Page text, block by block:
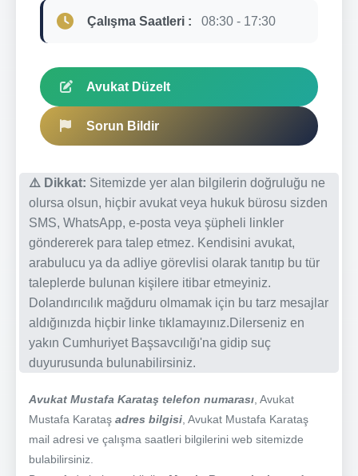
Çalışma Saatleri : 08:30 - 17:30
Avukat Düzelt
Sorun Bildir
⚠️ Dikkat: Sitemizde yer alan bilgilerin doğruluğu ne
olursa olsun, hiçbir avukat veya hukuk bürosu sizden
SMS, WhatsApp, e-posta veya şüpheli linkler
göndererek para talep etmez. Kendisini avukat,
arabulucu ya da adliye görevlisi olarak tanıtıp bu tür
taleplerde bulunan kişilere itibar etmeyiniz.
Dolandırıcılık mağduru olmamak için bu tarz mesajlar
aldığınızda hiçbir linke tıklamayınız.Dilerseniz en
yakın Cumhuriyet Başsavcılığı'na gidip suç
duyurusunda bulunabilirsiniz.
Avukat Mustafa Karataş telefon numarası , Avukat
Mustafa Karataş adres bilgisi , Avukat Mustafa Karataş
mail adresi ve çalışma saatleri bilgilerini web sitemizde
bulabilirsiniz.